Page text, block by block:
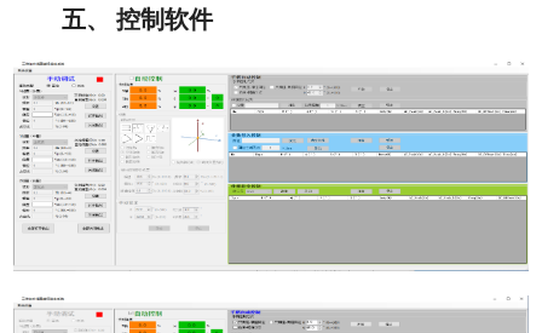
五、 控制软件